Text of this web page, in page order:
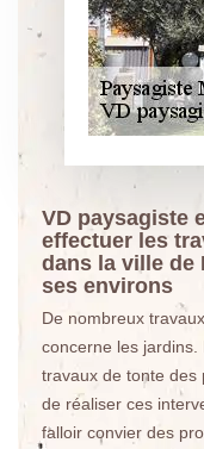
VD paysagiste
effectuer les
dans la ville de
ses environs
De nombreux
concerne les
travaux de tonte des
de réaliser ces
falloir convier des